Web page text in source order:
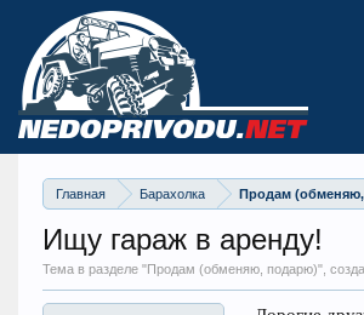
Главная Барахолка Продам
Ищу гараж в аренду!
Тема в разделе "Продам (обменяю, подарю)",